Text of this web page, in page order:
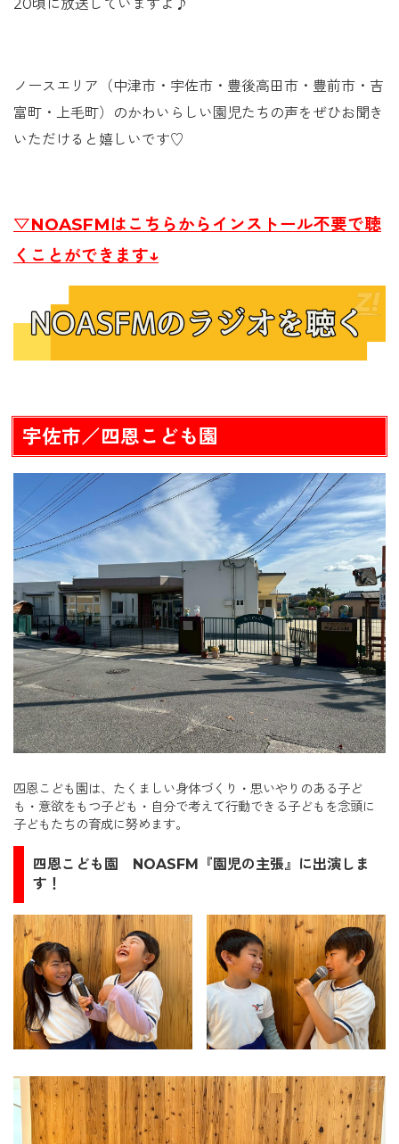
20頃に放送していますよ♪
ノースエリア（中津市・宇佐市・豊後高田市・豊前市・吉
富町・上毛町）のかわいらしい園児たちの声をぜひお聞き
いただけると嬉しいです♡
▽NOASFMはこちらからインストール不要で聴
くことができます↓
宇佐市／四恩こども園
四恩こども園は、たくましい身体づくり・思いやりのある子ど
も・意欲をもつ子ども・自分で考えて行動できる子どもを念頭に
子どもたちの育成に努めます。
四恩こども園
NOASFM『園児の主張』に出演しま
す！